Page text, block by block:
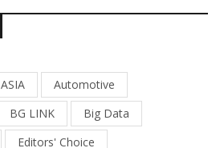
ASIA
Automotive
BG LINK
Big Data
Editors' Choice